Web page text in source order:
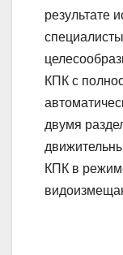
результате
КПК с
двумя
КПК в